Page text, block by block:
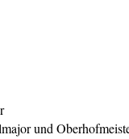
und